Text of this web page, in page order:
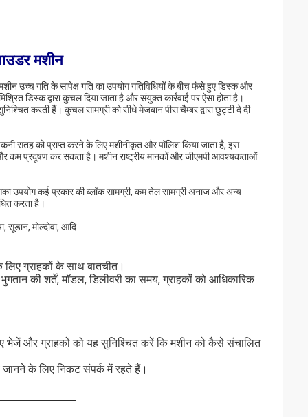
मशीन
उच्च गति के सापेक्ष गति का उपयोग गतिविधियों के बीच फंसे हुए डिस्क और
डिस्क द्वारा कुचल दिया जाता है और संयुक्त कार्रवाई पर ऐसा होता है।
करती हैं। कुचल सामग्री को सीधे मेजबान पीस चैम्बर द्वारा छुट्टी दे दी
सतह को प्राप्त करने के लिए मशीनीकृत और पॉलिश किया जाता है, इस
कम प्रदूषण कर सकता है। मशीन राष्ट्रीय मानकों और जीएमपी आवश्यकताओं
उपयोग कई प्रकार की ब्लॉक सामग्री, कम तेल सामग्री अनाज और अन्य
करता है।
सूडान, मोल्दोवा, आदि
ग्राहकों के साथ बातचीत।
की शर्तें, मॉडल, डिलीवरी का समय, ग्राहकों को आधिकारिक
भेजें और ग्राहकों को यह सुनिश्चित करें कि मशीन को कैसे संचालित
जानने के लिए निकट संपर्क में रहते हैं।